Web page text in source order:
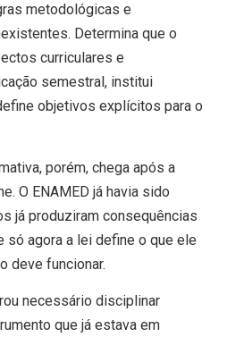
metodológicas e
Determina que o
curriculares e
semestral, institui
objetivos explícitos para o
porém, chega após a
O ENAMED já havia sido
já produziram consequências
só agora a lei define o que ele
deve funcionar.
necessário disciplinar
que já estava em